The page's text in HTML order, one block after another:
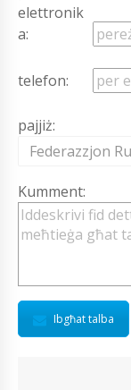
elettronik
a:
telefon:
pajjiż:
Federazzjon
Kumment:
Ibgħat talba